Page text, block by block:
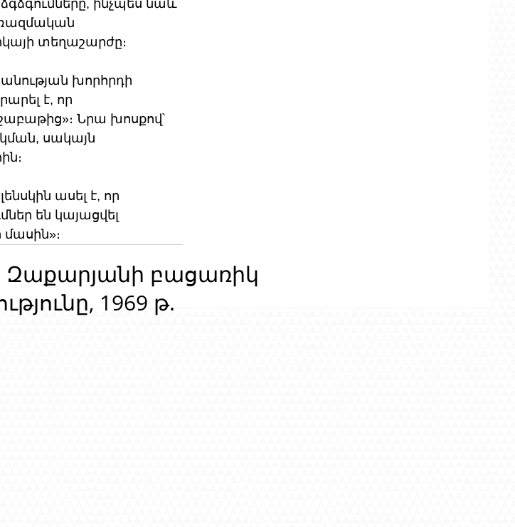
ինչպես նաև
տեղաշարժը։
խորհրդի
է, որ
Նրա խոսքով՝
սակայն
ասել է, որ
են կայացվել
Զաքարյանի բացառիկ
1969 թ.